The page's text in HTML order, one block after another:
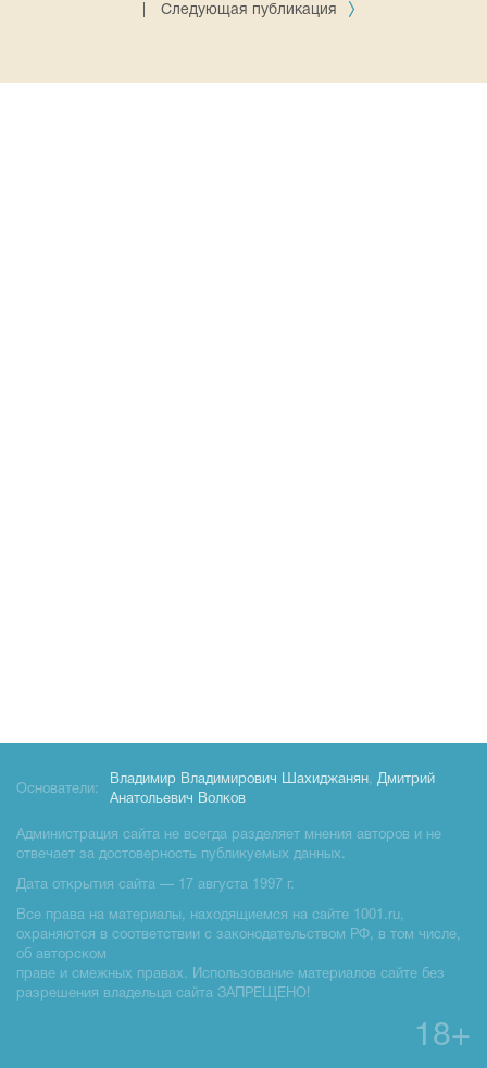
Следующая публикация
Основатели:
Владимир Владимирович Шахиджанян, Дмитрий
Анатольевич Волков
Администрация сайта не всегда разделяет мнения авторов и не
отвечает за достоверность публикуемых данных.
Дата открытия сайта — 17 августа 1997 г.
Все права на материалы, находящиемся на сайте 1001.ru,
охраняются в соответствии с законодательством РФ, в том числе,
об авторском
праве и смежных правах. Использование материалов сайте без
разрешения владельца сайта ЗАПРЕЩЕНО!
18+